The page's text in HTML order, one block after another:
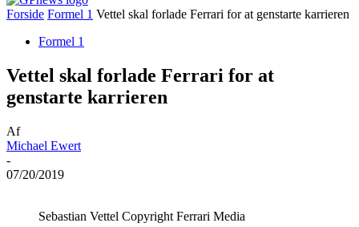
Forside Formel 1 Vettel skal forlade Ferrari for at genstarte karrieren
Formel 1
Vettel skal forlade Ferrari for at
genstarte karrieren
Af
Michael Ewert
-
07/20/2019
Sebastian Vettel Copyright Ferrari Media